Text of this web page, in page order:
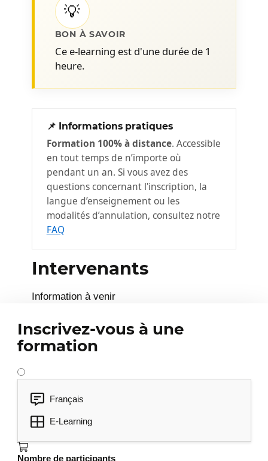
💡
BON À SAVOIR
Ce e-learning est d'une durée de 1
heure.
📌 Informations pratiques
Formation 100% à distance. Accessible
en tout temps de n’importe où
pendant un an. Si vous avez des
questions concernant l'inscription, la
langue d’enseignement ou les
modalités d’annulation, consultez notre
FAQ
Intervenants
Information à venir
Inscrivez-vous à une
formation
Français
E-Learning
Nombre de participants